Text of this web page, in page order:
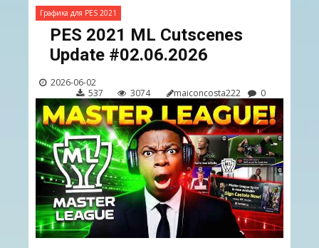
Графика для PES 2021
PES 2021 ML Cutscenes
Update #02.06.2026
2026-06-02
537
3074 maiconcosta222 0